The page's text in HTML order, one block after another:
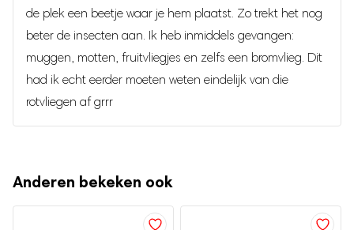
De geïntegreerde 365-395nmUV-LED buis trekt
vliegende insecten aan met wetenschappelijke
precisie. In tegenstelling tot goedkope blauwe LED-lampjes,
gebruikt deze lamp een speciale golflengte die optimaal
werkt op de visuele gevoeligheid van muggen en fruitvliegjes.
✓ Zo weet je zeker dat je woning écht beschermd is – geen
fake gadgets, maar bewezen effectiviteit
de plek een beetje waar je hem plaatst. Zo trekt het nog
beter de insecten aan. Ik heb inmiddels gevangen:
muggen, motten, fruitvliegjes en zelfs een bromvlieg. Dit
had ik echt eerder moeten weten eindelijk van die
rotvliegen af grrr
Naam
Mijn naam, e-mail en site opslaan in deze
browser voor de volgende keer wanneer ik een
Anderen bekeken ook